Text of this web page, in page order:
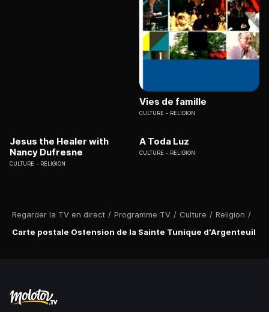
Regarder la TV en direct / Programme TV / Culture / Religion /
Carte postale Ostension de la Sainte Tunique d'Argenteuil
Vies de famille
CULTURE RELIGION
Jesus the Healer with
Nancy Dufresne
CULTURE RELIGION
A Toda Luz
CULTURE RELIGION